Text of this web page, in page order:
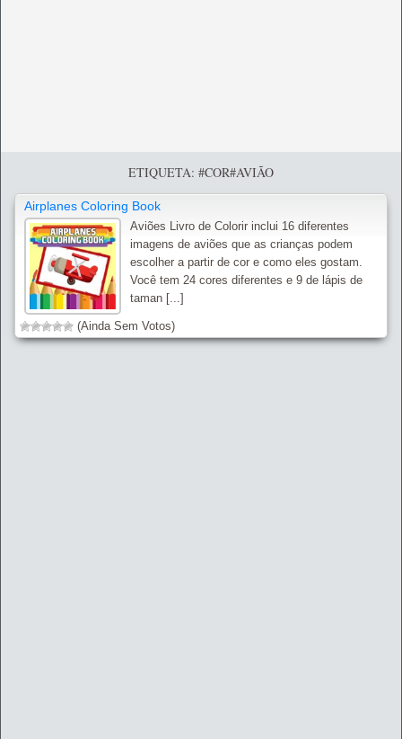
ETIQUETA: #COR#AVIÃO
Airplanes Coloring Book
Aviões Livro de Colorir inclui 16 diferentes
imagens de aviões que as crianças podem
escolher a partir de cor e como eles gostam.
Você tem 24 cores diferentes e 9 de lápis de
taman [...]
(Ainda Sem Votos)